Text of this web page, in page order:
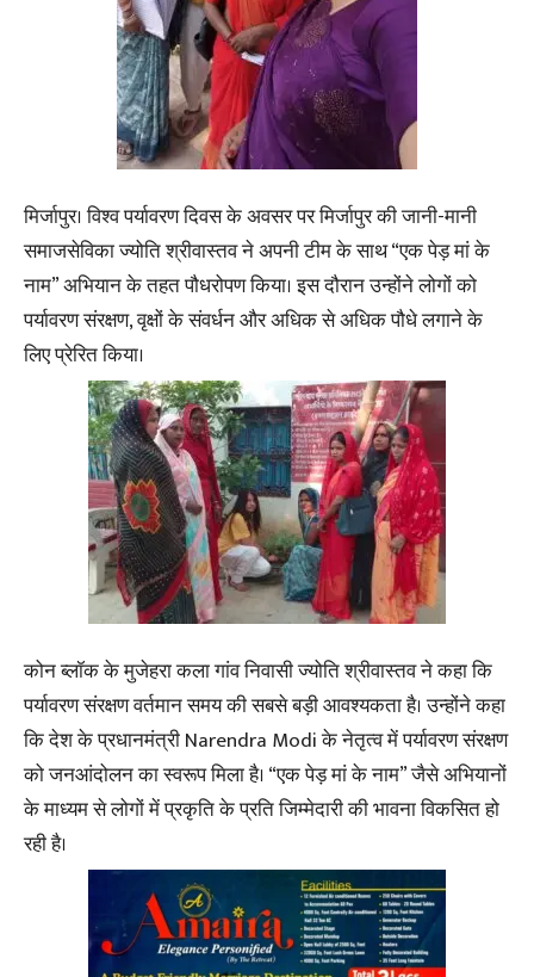
मिर्जापुर। विश्व पर्यावरण दिवस के अवसर पर मिर्जापुर की जानी-मानी
समाजसेविका ज्योति श्रीवास्तव ने अपनी टीम के साथ “एक पेड़ मां के
नाम” अभियान के तहत पौधरोपण किया। इस दौरान उन्होंने लोगों को
पर्यावरण संरक्षण, वृक्षों के संवर्धन और अधिक से अधिक पौधे लगाने के
लिए प्रेरित किया।
कोन ब्लॉक के मुजेहरा कला गांव निवासी ज्योति श्रीवास्तव ने कहा कि
पर्यावरण संरक्षण वर्तमान समय की सबसे बड़ी आवश्यकता है। उन्होंने कहा
कि देश के प्रधानमंत्री Narendra Modi के नेतृत्व में पर्यावरण संरक्षण
को जनआंदोलन का स्वरूप मिला है। “एक पेड़ मां के नाम” जैसे अभियानों
के माध्यम से लोगों में प्रकृति के प्रति जिम्मेदारी की भावना विकसित हो
रही है।